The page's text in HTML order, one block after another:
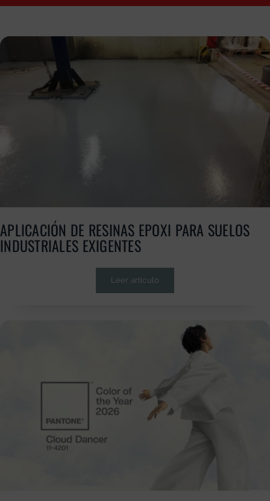
APLICACIÓN DE RESINAS EPOXI PARA SUELOS
INDUSTRIALES EXIGENTES
Leer artículo
GRATUITA